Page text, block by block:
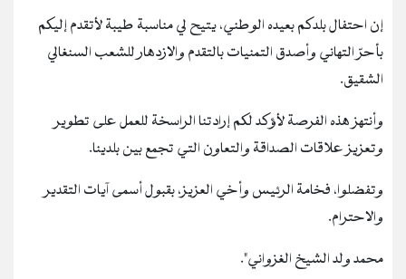
إن احتفال بلدكم بعيده الوطني، يتيح لي مناسبة طيبة لأتقدم إليكم
بأحرّ التهاني وأصدق التمنيات بالتقدم والازدهار للشعب السنغالي
الشقيق.
وأنتهز هذه الفرصة لأؤكد لكم إرادتنا الراسخة للعمل على تطوير
وتعزيز علاقات الصداقة والتعاون التي تجمع بين بلدينا.
وتفضلوا، فخامة الرئيس وأخي العزيز، بقبول أسمى آيات التقدير
والاحترام.
محمد ولد الشيخ الغزواني".